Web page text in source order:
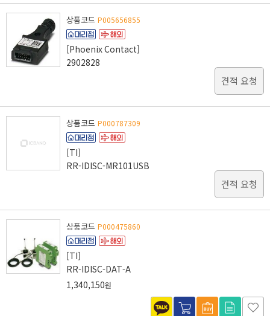
상품코드 P005656855
[Phoenix Contact]
2902828
견적 요청
상품코드 P000787309
[TI]
RR-IDISC-MR101USB
견적 요청
상품코드 P000475860
[TI]
RR-IDISC-DAT-A
1,340,150원